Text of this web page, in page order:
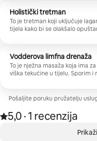
Holistički tretman
To je tretman koji uključuje
tijela kako bi se olakšalo
Vodderova limfna drenaža
To je nježna masaža koja ima
viška tekućine u tijelu. Sporim
nježnu i opuštajuću masažu.
Pošaljite poruku pružatelju
Ocjena 5,0 od 5 na temelju 1
5,0
, ·1 recenzija